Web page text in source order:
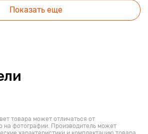
Показать еще
товара может отличаться от
на фотографии. Производитель может